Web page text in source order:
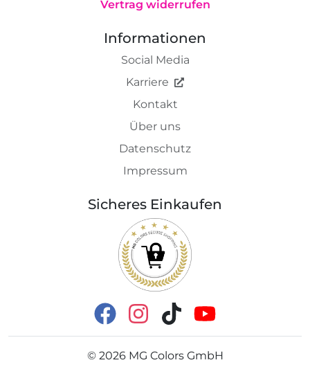
Vertrag widerrufen
Informationen
Social Media
Karriere
Kontakt
Über uns
Datenschutz
Impressum
Sicheres Einkaufen
© 2026 MG Colors GmbH